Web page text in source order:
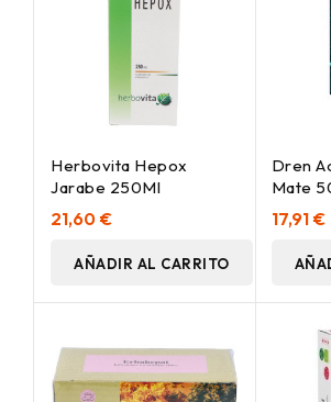
Herbovita Hepox
Jarabe 250Ml
21,60 €
AÑADIR AL CARRITO
Dren
Mate
17,91 €